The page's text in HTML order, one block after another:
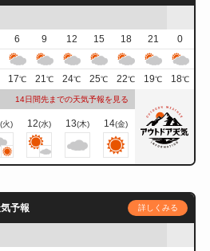
6 9 12 15 18 21
0
17℃ 21℃ 24℃ 25℃ 22℃ 19℃ 18℃
14日間先までの天気予報を見る
(火) 12(水) 13(木) 14(金)
予報 詳しくみる